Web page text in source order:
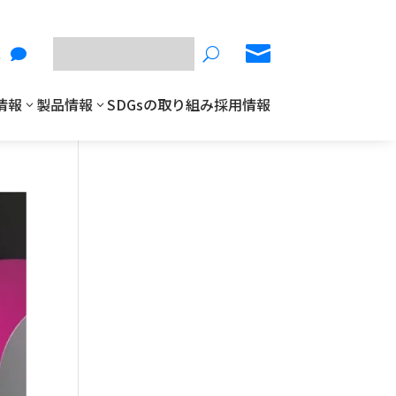
 U 
報 製品情報 SDGsの取り組み採用情報